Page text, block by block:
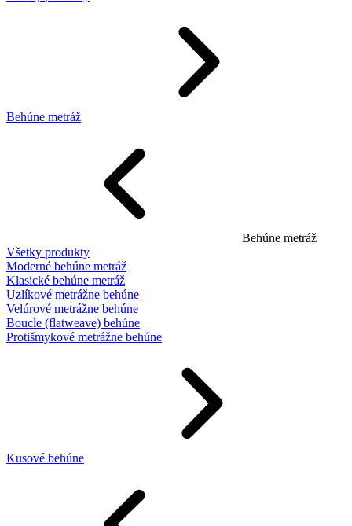
Behúne metráž
Behúne metráž
Všetky produkty
Moderné behúne metráž
Klasické behúne metráž
Uzlíkové metrážne behúne
Velúrové metrážne behúne
Boucle (flatweave) behúne
Protišmykové metrážne behúne
Kusové behúne